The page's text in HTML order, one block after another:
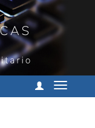
Cambiar